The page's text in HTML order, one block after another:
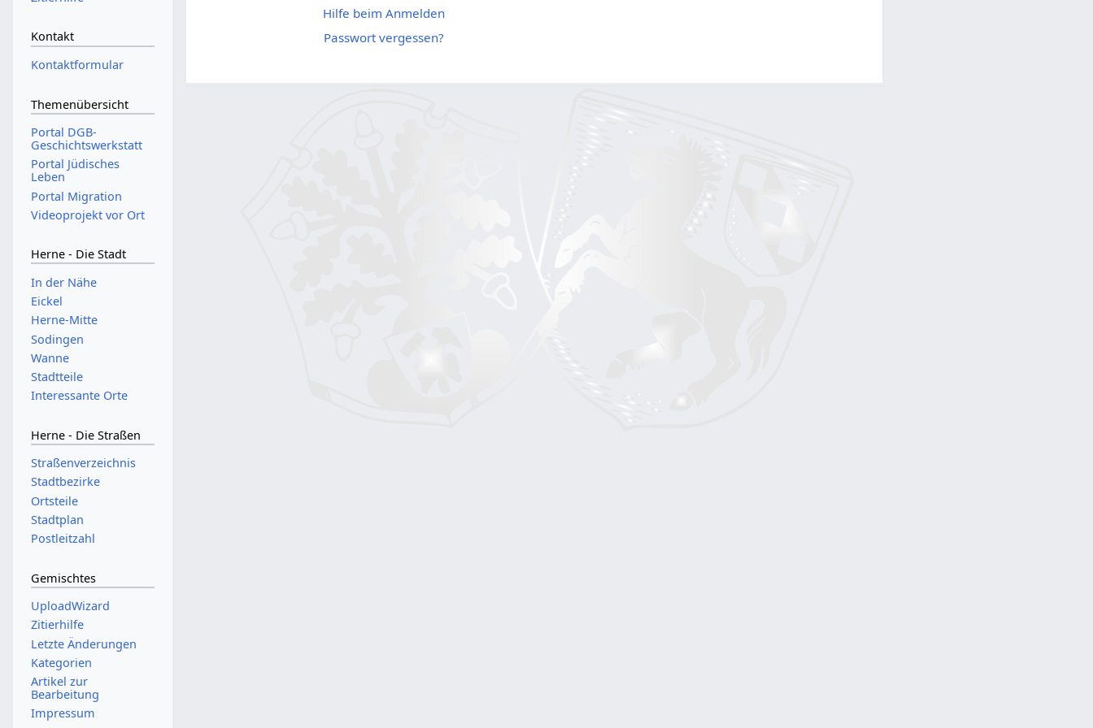
Hilfe beim Anmelden
Passwort vergessen?
Kontakt
Kontaktformular
Themenübersicht
Portal DGB-
Geschichtswerkstatt
Portal Jüdisches
Leben
Portal Migration
Videoprojekt vor Ort
Herne - Die Stadt
In der Nähe
Eickel
Herne-Mitte
Sodingen
Wanne
Stadtteile
Interessante Orte
Herne - Die Straßen
Straßenverzeichnis
Stadtbezirke
Ortsteile
Stadtplan
Postleitzahl
Gemischtes
UploadWizard
Zitierhilfe
Letzte Änderungen
Kategorien
Artikel zur
Bearbeitung
Impressum